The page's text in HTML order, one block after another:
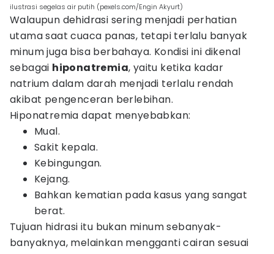
ilustrasi segelas air putih (pexels.com/Engin Akyurt)
Walaupun dehidrasi sering menjadi perhatian
utama saat cuaca panas, tetapi terlalu banyak
minum juga bisa berbahaya. Kondisi ini dikenal
sebagai hiponatremia, yaitu ketika kadar
natrium dalam darah menjadi terlalu rendah
akibat pengenceran berlebihan.
Hiponatremia dapat menyebabkan:
Mual.
Sakit kepala.
Kebingungan.
Kejang.
Bahkan kematian pada kasus yang sangat
berat.
Tujuan hidrasi itu bukan minum sebanyak-
banyaknya, melainkan mengganti cairan sesuai